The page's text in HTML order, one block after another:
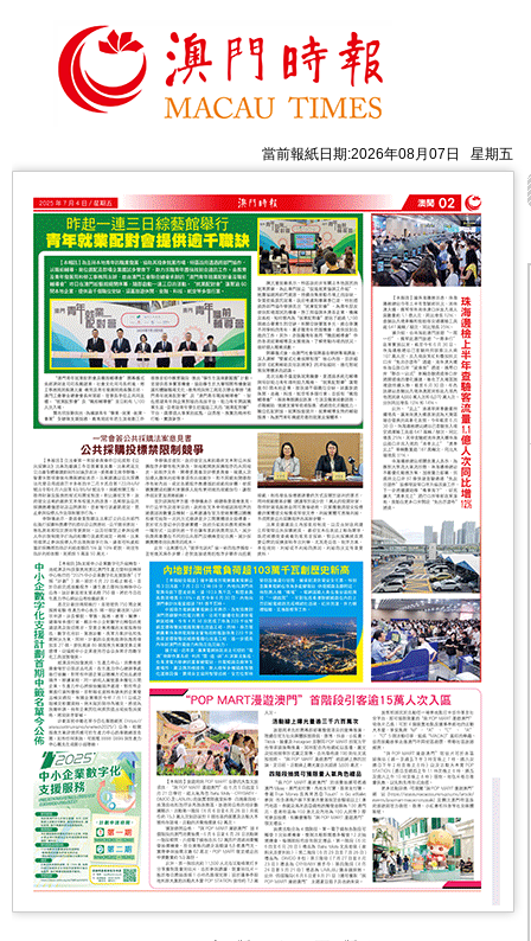
當前報紙日期:2026年08月07日 星期五